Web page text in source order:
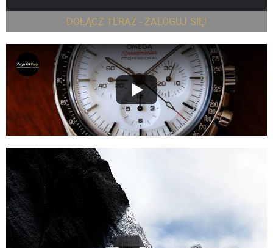
DOŁĄCZ TERAZ - ZALOGUJ SIĘ!